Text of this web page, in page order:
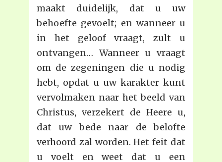
maakt duidelijk, dat u uw
behoefte gevoelt; en wanneer u
in het geloof vraagt, zult u
ontvangen… Wanneer u vraagt
om de zegeningen die u nodig
hebt, opdat u uw karakter kunt
vervolmaken naar het beeld van
Christus, verzekert de Heere u,
dat uw bede naar de belofte
verhoord zal worden. Het feit dat
u voelt en weet dat u een